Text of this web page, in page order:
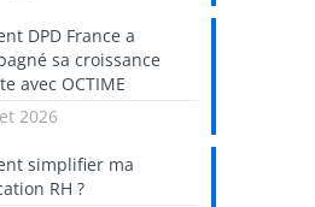
DPD France a
sa croissance
avec OCTIME
2026
simplifier ma
RH ?